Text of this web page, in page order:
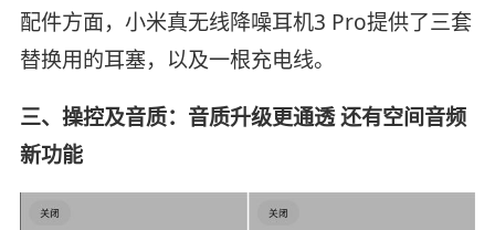
配件方面，小米真无线降噪耳机3 Pro提供了三套
替换用的耳塞，以及一根充电线。
三、操控及音质：音质升级更通透 还有空间音频
新功能